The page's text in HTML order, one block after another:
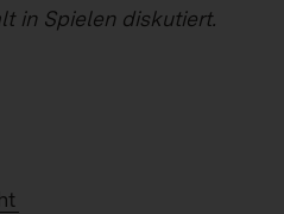
in Spielen diskutiert.